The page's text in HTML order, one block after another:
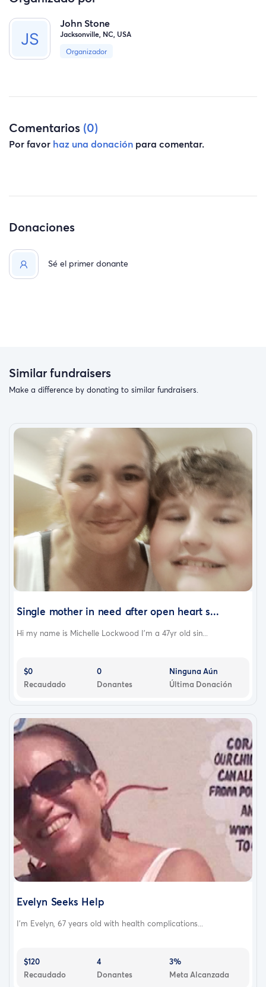
John Stone
Jacksonville, NC, USA
Organizador
Comentarios (0)
Por favor haz una donación para comentar.
Donaciones
Sé el primer donante
Similar fundraisers
Make a difference by donating to similar fundraisers.
Single mother in need after open heart s...
Hi my name is Michelle Lockwood I'm a 47yr old sin...
$0
Recaudado
0
Donantes
Ninguna Aún
Última Donación
Evelyn Seeks Help
I'm Evelyn, 67 years old with health complications...
$120
Recaudado
4
Donantes
3%
Meta Alcanzada